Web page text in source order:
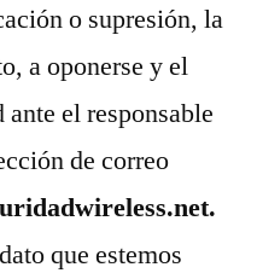
o supresión, la
a oponerse y el
el responsable
de correo
que estemos